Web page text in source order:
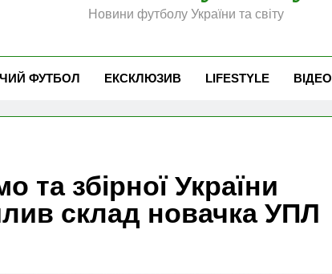
Новини футболу України та світу
ФУТБОЛ ЕКСКЛЮЗИВ LIFESTYLE ВІДЕО
та збірної України
склад новачка УПЛ